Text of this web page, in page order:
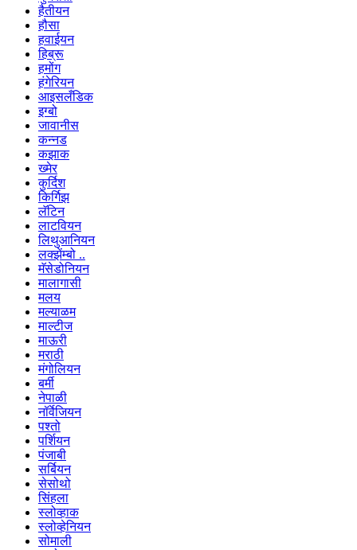
हैतीयन
हौसा
हवाईयन
हिब्रू
हमोंग
हंगेरियन
आइसलँडिक
इग्बो
जावानीस
कन्नड
कझाक
ख्मेर
कुर्दिश
किर्गिझ
लॅटिन
लाटवियन
लिथुआनियन
लक्झेंम्बो ..
मॅसेडोनियन
मालागासी
मलय
मल्याळम
माल्टीज
माऊरी
मराठी
मंगोलियन
बर्मी
नेपाळी
नॉर्वेजियन
पश्तो
पर्शियन
पंजाबी
सर्बियन
सेसोथो
सिंहला
स्लोव्हाक
स्लोव्हेनियन
सोमाली